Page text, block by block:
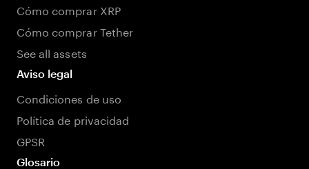
Cómo comprar XRP
Cómo comprar Tether
See all assets
Aviso legal
Condiciones de uso
Política de privacidad
GPSR
Glosario